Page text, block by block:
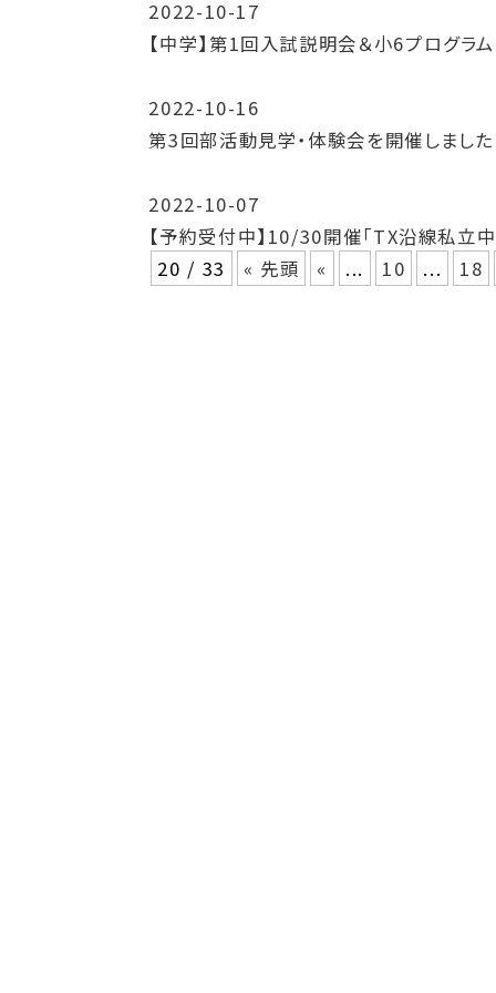
2022-10-17
【中学】第1回入試説明会＆小6プログラ
2022-10-16
第3回部活動見学・体験会を開催しました
2022-10-07
【予約受付中】10/30開催「TX沿線私立
20 / 33
« 先頭 « ... 10 ... 18